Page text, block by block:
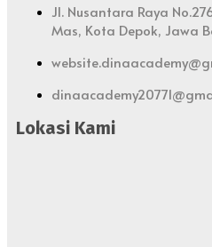
Jl. Nusantara Raya
Mas, Kota Depok, Jawa
Lokasi Kami